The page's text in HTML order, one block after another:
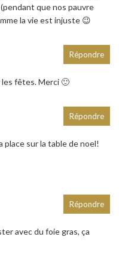
que nos pauvre
la vie est injuste 😉
fêtes. Merci 🙂
Répondre
place sur la table de noel!
Répondre
avec du foie gras, ça
Répondre